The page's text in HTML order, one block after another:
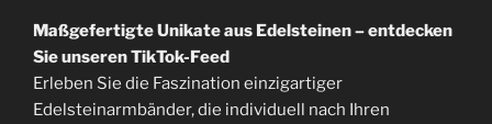
Maßgefertigte Unikate aus Edelsteinen – entdecken
Sie unseren TikTok-Feed
Erleben Sie die Faszination einzigartiger
Edelsteinarmbänder, die individuell nach Ihren